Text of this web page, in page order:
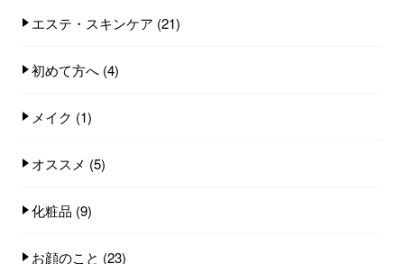
エステ・スキンケア (21)
初めて方へ (4)
メイク (1)
オススメ (5)
化粧品 (9)
お顔のこと (23)